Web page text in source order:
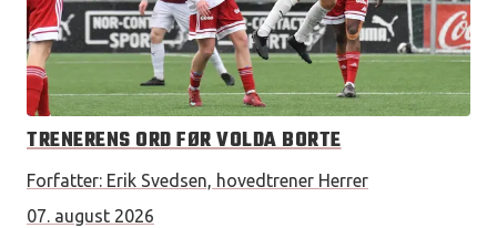
TRENERENS ORD FØR VOLDA BORTE
Forfatter: Erik Svedsen, hovedtrener Herrer
07. august 2026